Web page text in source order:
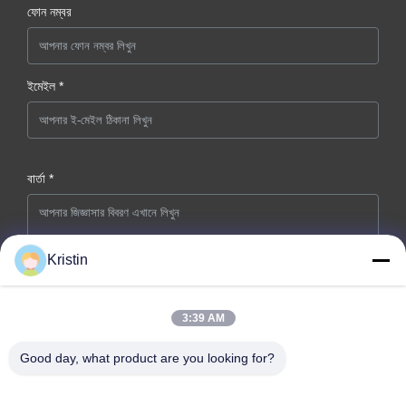
ফোন নম্বর
ইমেইল *
বার্তা *
Kristin
3:39 AM
Good day, what product are you looking for?